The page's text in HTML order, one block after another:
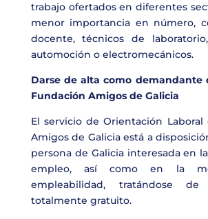
trabajo ofertados en diferentes
menor importancia en número,
docente, técnicos de
automoción o electromecánicos.
Darse de alta como demandante
Fundación Amigos de Galicia
El servicio de Orientación Laboral
Amigos de Galicia está a
persona de Galicia interesada en
empleo, así como en la
empleabilidad, tratándose
totalmente gratuito.